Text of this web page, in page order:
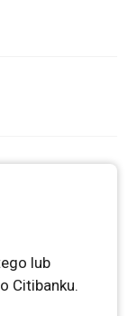
lub
Citibanku.